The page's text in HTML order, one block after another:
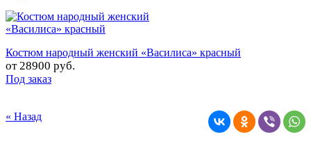
Костюм народный женский «Василиса» красный
от28900 руб.
Под заказ
« Назад